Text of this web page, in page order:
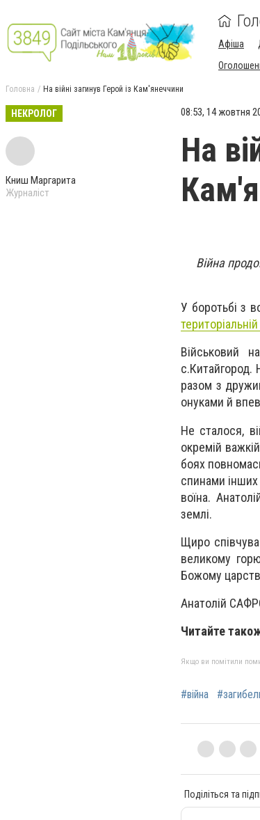
Афіша
Головна На війні загинув Герой із Кам'янеччини
НЕКРОЛОГ
Книш Маргарита
Журналіст
08:53, 14 жовтня
На
Війна
У боротьбі з
Військовий
с.Китайгород.
разом з
онуками й
Не сталося,
окремій
боях
спинами
воїна.
землі.
Щиро
великому
Божому
Анатолій
Читайте
Якщо ви помітили
#війна
Поділіться та